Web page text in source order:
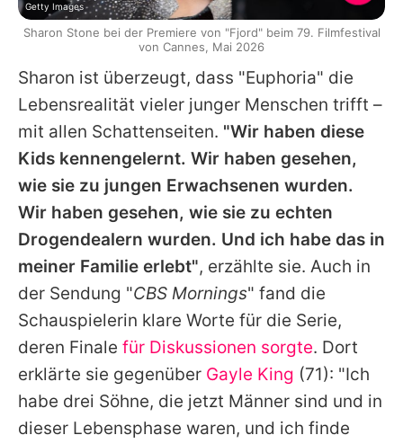
Sharon ist überzeugt, dass "Euphoria" die
Lebensrealität vieler junger Menschen trifft –
mit allen Schattenseiten. "Wir haben diese
Kids kennengelernt. Wir haben gesehen,
wie sie zu jungen Erwachsenen wurden.
Wir haben gesehen, wie sie zu echten
Drogendealern wurden. Und ich habe das in
meiner Familie erlebt", erzählte sie. Auch in
der Sendung "CBS Mornings" fand die
Schauspielerin klare Worte für die Serie,
deren Finale für Diskussionen sorgte. Dort
erklärte sie gegenüber Gayle King (71): "Ich
habe drei Söhne, die jetzt Männer sind und in
dieser Lebensphase waren, und ich finde
Getty Images
Sharon Stone bei der Premiere von "Fjord" beim 79. Filmfestival
von Cannes, Mai 2026